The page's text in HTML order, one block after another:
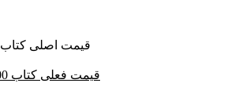
قیمت اصلی کتاب 2,600,000 تومان بود
قیمت فعلی کتاب 2,600,000 تومان است